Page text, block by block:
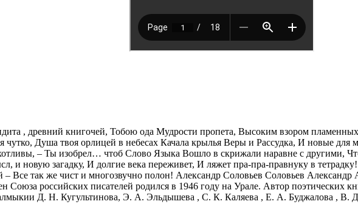
, древний книгочей, Тобою ода Мудрости пропета, Высоким взором
Душа твоя орлицей в небесах Качала крылья Веры и Рассудка, И новые
– Ты изобрел… чтоб Слово Языка Вошло в скрижали наравне с другими,
и новую загадку, И долгие века переживет, И ляжет пра-пра-правнуку в
Все так же чист и многозвучно полон! Александр Соловьев Соловьев Александр
Союза российских писателей родился в 1946 году на Урале. Автор поэтических
Д. Н. Кугультинова, Э. А. Эльдышева , С. К. Каляева , Е. А. Буджалова , В.